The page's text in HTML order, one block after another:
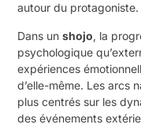
autour du protagoniste.
Dans unshojo, la
psychologique
expériences
d’elle-même. Les arcs
plus centrés sur les
des événements